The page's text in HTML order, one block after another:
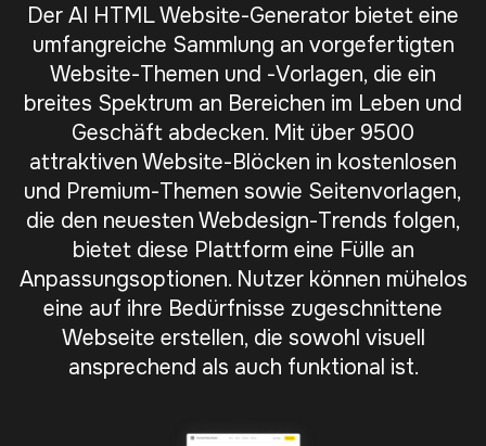
Der AI HTML Website-Generator bietet eine
umfangreiche Sammlung an vorgefertigten
Website-Themen und -Vorlagen, die ein
breites Spektrum an Bereichen im Leben und
Geschäft abdecken. Mit über 9500
attraktiven Website-Blöcken in kostenlosen
und Premium-Themen sowie Seitenvorlagen,
die den neuesten Webdesign-Trends folgen,
bietet diese Plattform eine Fülle an
Anpassungsoptionen. Nutzer können mühelos
eine auf ihre Bedürfnisse zugeschnittene
Webseite erstellen, die sowohl visuell
ansprechend als auch funktional ist.